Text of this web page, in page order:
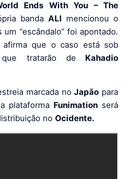
Ends With You – The
banda ALI mencionou o
“escândalo” foi apontado.
afirma que o caso está sob
que tratarão de Kahadio
marcada no Japão para
plataforma Funimation será
no Ocidente.